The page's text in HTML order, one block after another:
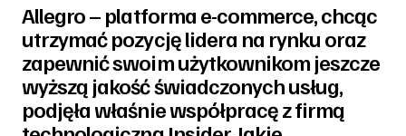
Allegro – platforma e-commerce, chcąc
utrzymać pozycję lidera na rynku oraz
zapewnić swoim użytkownikom jeszcze
wyższą jakość świadczonych usług,
podjęła właśnie współpracę z firmą